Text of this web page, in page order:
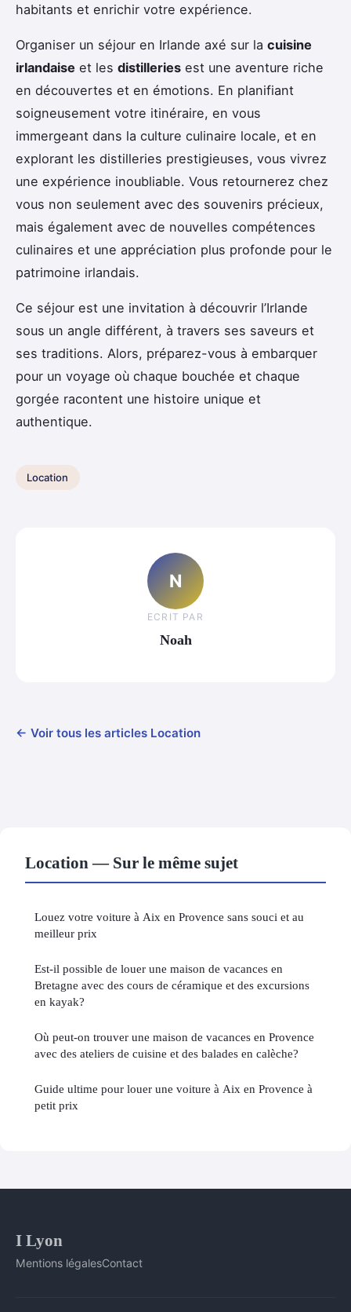
habitants et enrichir votre expérience.
Organiser un séjour en Irlande axé sur la cuisine
irlandaise et les distilleries est une aventure riche
en découvertes et en émotions. En planifiant
soigneusement votre itinéraire, en vous
immergeant dans la culture culinaire locale, et en
explorant les distilleries prestigieuses, vous vivrez
une expérience inoubliable. Vous retournerez chez
vous non seulement avec des souvenirs précieux,
mais également avec de nouvelles compétences
culinaires et une appréciation plus profonde pour le
patrimoine irlandais.
Ce séjour est une invitation à découvrir l’Irlande
sous un angle différent, à travers ses saveurs et
ses traditions. Alors, préparez-vous à embarquer
pour un voyage où chaque bouchée et chaque
gorgée racontent une histoire unique et
authentique.
Location
N
ECRIT PAR
Noah
← Voir tous les articles Location
Location — Sur le même sujet
Louez votre voiture à Aix en Provence sans souci et au
meilleur prix
Est-il possible de louer une maison de vacances en
Bretagne avec des cours de céramique et des excursions
en kayak?
Où peut-on trouver une maison de vacances en Provence
avec des ateliers de cuisine et des balades en calèche?
Guide ultime pour louer une voiture à Aix en Provence à
petit prix
I Lyon
Mentions légalesContact